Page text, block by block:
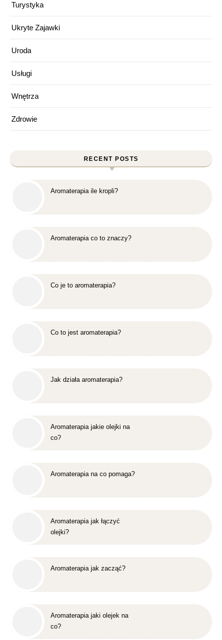
Turystyka
Ukryte Zajawki
Uroda
Usługi
Wnętrza
Zdrowie
RECENT POSTS
Aromaterapia ile kropli?
Aromaterapia co to znaczy?
Co je to aromaterapia?
Co to jest aromaterapia?
Jak działa aromaterapia?
Aromaterapia jakie olejki na
co?
Aromaterapia na co pomaga?
Aromaterapia jak łączyć
olejki?
Aromaterapia jak zacząć?
Aromaterapia jaki olejek na
co?